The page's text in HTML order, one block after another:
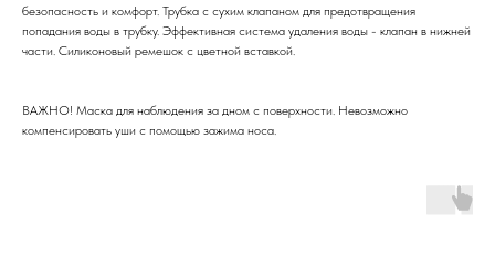
безопасность и комфорт. Трубка с сухим клапаном для предотвращения
попадания воды в трубку. Эффективная система удаления воды - клапан в нижней
части. Силиконовый ремешок с цветной вставкой.
ВАЖНО! Маска для наблюдения за дном с поверхности. Невозможно
компенсировать уши с помощью зажима носа.